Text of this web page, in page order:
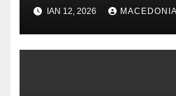
ΙΑΝ 12, 2026